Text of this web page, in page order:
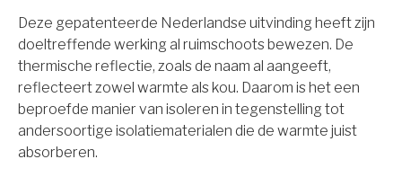
Deze gepatenteerde Nederlandse uitvinding heeft zijn
doeltreffende werking al ruimschoots bewezen. De
thermische reflectie, zoals de naam al aangeeft,
reflecteert zowel warmte als kou. Daarom is het een
beproefde manier van isoleren in tegenstelling tot
andersoortige isolatiematerialen die de warmte juist
absorberen.